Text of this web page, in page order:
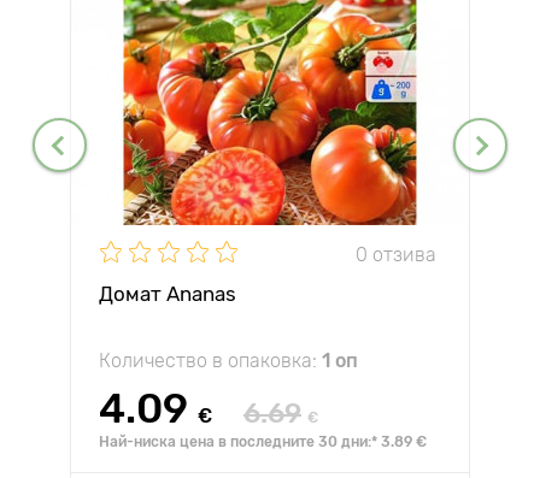
0 отзива
Домат Ananas
Количество в опаковка: 1 оп
4.09 € 6.69 €
Най-ниска цена в последните 30 дни:* 3.89 €